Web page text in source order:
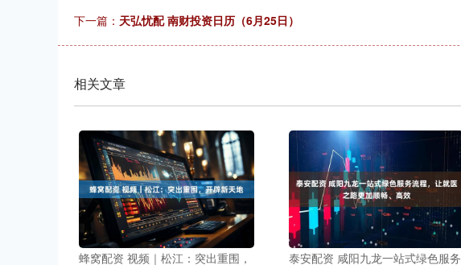
下一篇： 天弘忧配 南财投资日历（6月25日）
相关文章
蜂窝配资 视频｜松江：突出重围，
泰安配资 咸阳九龙一站式绿色服务